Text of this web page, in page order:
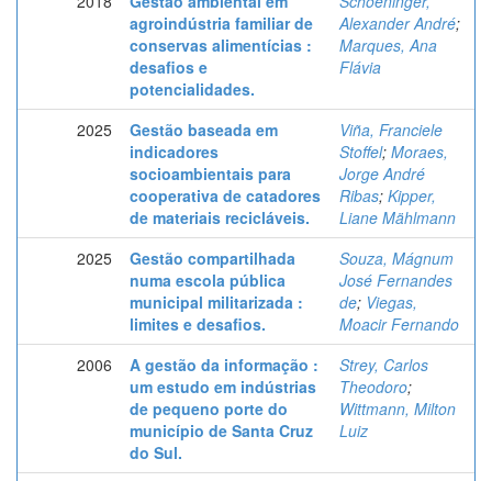
agroindústria familiar de
conservas alimentícias :
desafios e
potencialidades.
Alexander André;
Marques, Ana
Flávia
2025
Gestão baseada em
indicadores
socioambientais para
cooperativa de catadores
de materiais recicláveis.
Viña, Franciele
Stoffel; Moraes,
Jorge André
Ribas; Kipper,
Liane Mählmann
2025
Gestão compartilhada
numa escola pública
municipal militarizada :
limites e desafios.
Souza, Mágnum
José Fernandes
de; Viegas,
Moacir Fernando
2006
A gestão da informação :
um estudo em indústrias
de pequeno porte do
município de Santa Cruz
do Sul.
Strey, Carlos
Theodoro;
Wittmann, Milton
Luiz